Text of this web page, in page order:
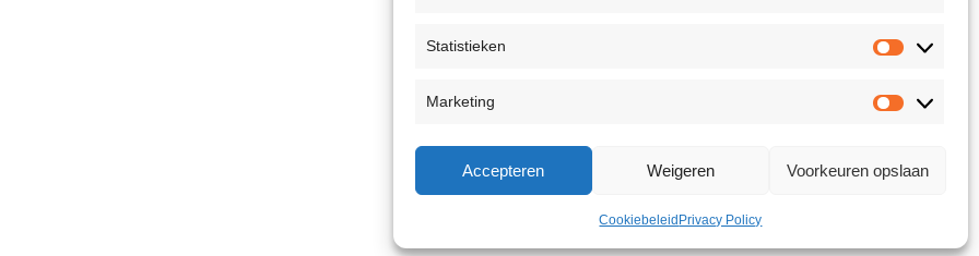
Statistieken
Marketing
Accepteren Weigeren Voorkeuren opslaan
Cookiebeleid Privacy Policy